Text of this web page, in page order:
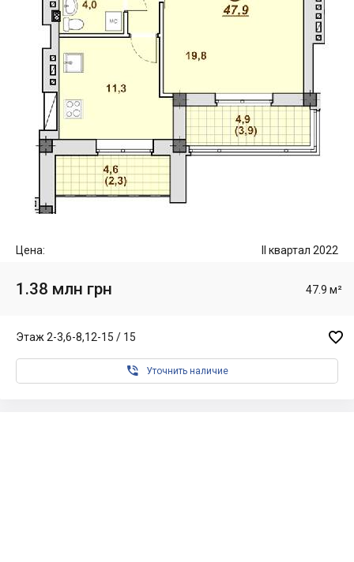
Цена: II квартал 2022
1.38 млн грн 47.9 м²
Этаж 2-3,6-8,12-15 / 15 
 Уточнить наличие